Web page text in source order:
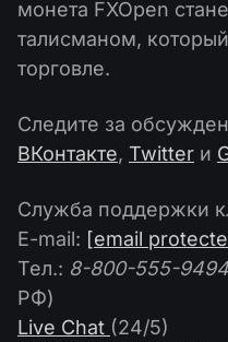
PAMM ECN
Конкурсы Форекс
ETF
Криптовалюта
Календарь
Форум Трейдеров
База знаний
Что такое торговля
Что такое ECN
Что такое Форекс
Почему мы?
История
Связаться с нами
монета FXOpen
талисманом,
торговле.
Следите за
ВКонтакте, Twitter и
Служба поддержки
E-mail: [email
Тел.: 8-800-555-9494
РФ)
Live Chat (24/5)